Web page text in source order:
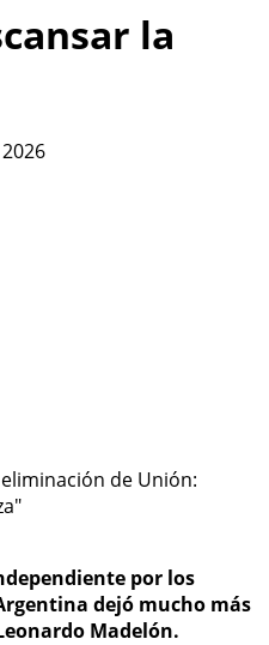
la
por los
dejó mucho más
Madelón.